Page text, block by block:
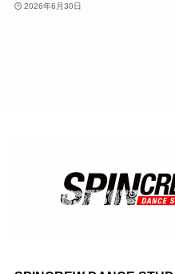
2026年6月30日